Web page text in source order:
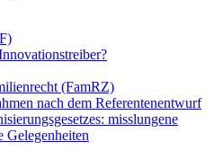
(FamRZ)
nach dem Referentenentwurf
misslungene
Gelegenheiten